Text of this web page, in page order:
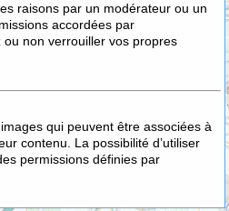
raisons par un modérateur ou un
accordées par
ou non verrouiller vos propres
qui peuvent être associées à
contenu. La possibilité d’utiliser
permissions définies par